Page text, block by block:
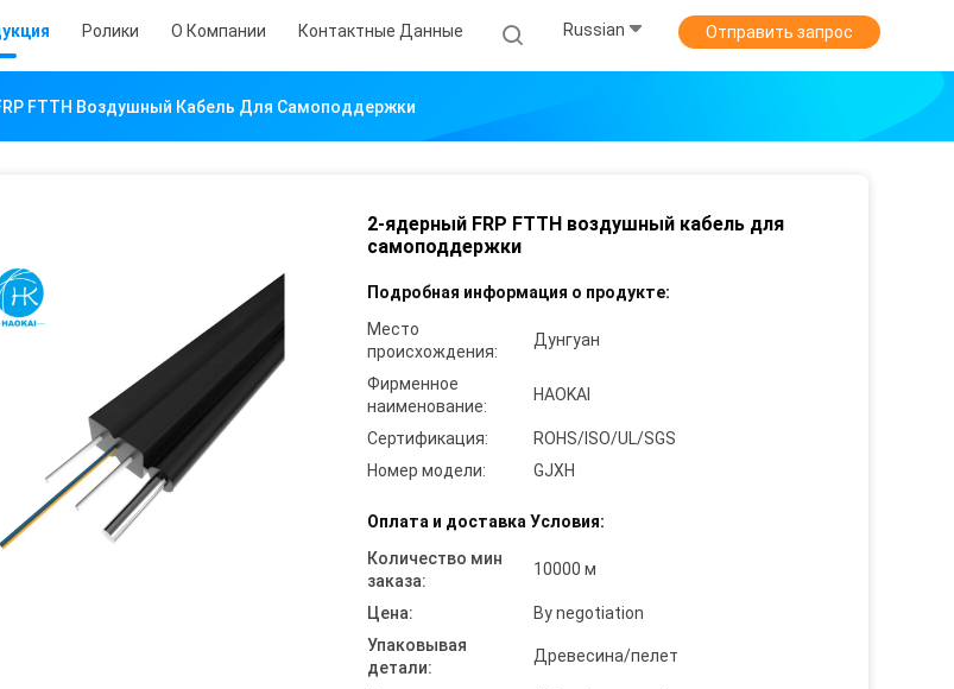
Ролики О Компании Контактные Данные Russian Отправить запрос
FTTH Воздушный Кабель Для Самоподдержки
2-ядерный FRP FTTH воздушный кабель для
самоподдержки
Подробная информация о продукте:
Место
происхождения:
Дунгуан
Фирменное
наименование:
HAOKAI
Сертификация:
ROHS/ISO/UL/SGS
Номер модели:
GJXH
Оплата и доставка Условия:
Количество мин
заказа:
10000 м
Цена:
By negotiation
Упаковывая
детали:
Древесина/пелет